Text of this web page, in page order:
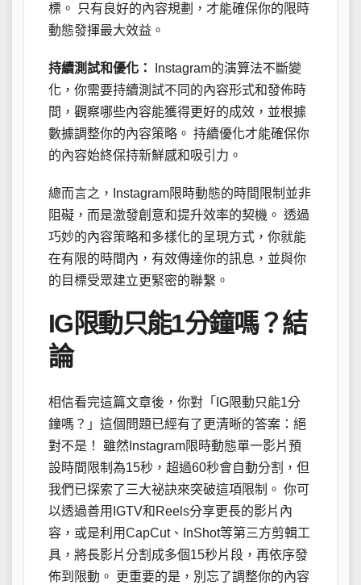
標。 只有良好的內容規劃，才能確保你的限時
動態發揮最大效益。
持續測試和優化：
Instagram的演算法不斷變
化，你需要持續測試不同的內容形式和發佈時
間，觀察哪些內容能獲得更好的成效，並根據
數據調整你的內容策略。 持續優化才能確保你
的內容始終保持新鮮感和吸引力。
總而言之，Instagram限時動態的時間限制並非
阻礙，而是激發創意和提升效率的契機。 透過
巧妙的內容策略和多樣化的呈現方式，你就能
在有限的時間內，有效傳達你的訊息，並與你
的目標受眾建立更緊密的聯繫。
IG限動只能1分鐘嗎？結
論
相信看完這篇文章後，你對「IG限動只能1分
鐘嗎？」這個問題已經有了更清晰的答案：絕
對不是！ 雖然Instagram限時動態單一影片預
設時間限制為15秒，超過60秒會自動分割，但
我們已探索了三大祕訣來突破這項限制。 你可
以透過善用IGTV和Reels分享更長的影片內
容，或是利用CapCut、InShot等第三方剪輯工
具，將長影片分割成多個15秒片段，再依序發
佈到限動。 更重要的是，別忘了調整你的內容